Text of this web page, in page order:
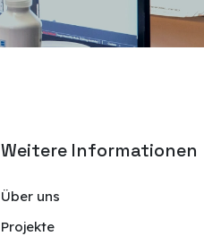
Weitere Informationen
Über uns
Projekte